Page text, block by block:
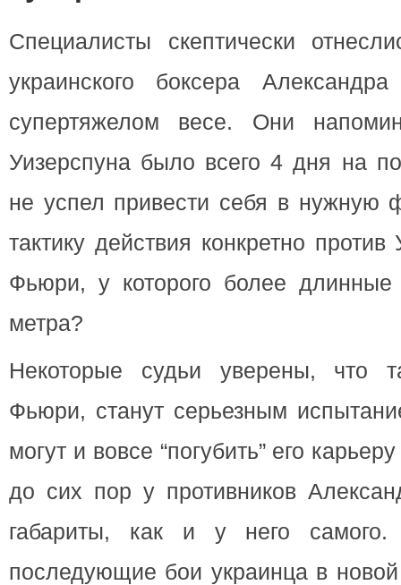
Специалисты скептически
украинского боксера
супертяжелом весе. Они
Уизерспуна было всего 4 дня на
не успел привести себя в нужную
тактику действия конкретно
Фьюри, у которого более
метра?
Некоторые судьи уверены, что
Фьюри, станут серьезным
могут и вовсе “погубить” его
до сих пор у противников
габариты, как и у него
последующие бои украинца в новой